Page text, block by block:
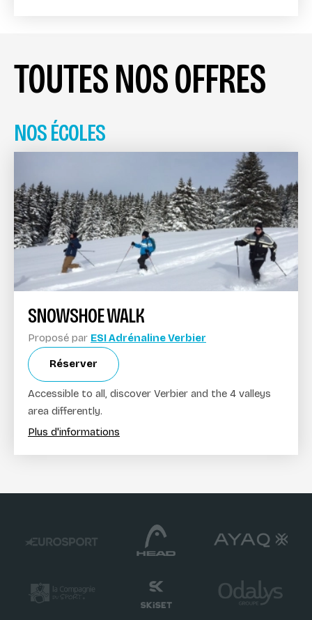
TOUTES NOS OFFRES
NOS ÉCOLES
SNOWSHOE WALK
Proposé par ESI Adrénaline Verbier
Réserver
Accessible to all, discover Verbier and the 4 valleys
area differently.
Plus d'informations